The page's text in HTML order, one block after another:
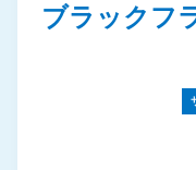
ブラックフ